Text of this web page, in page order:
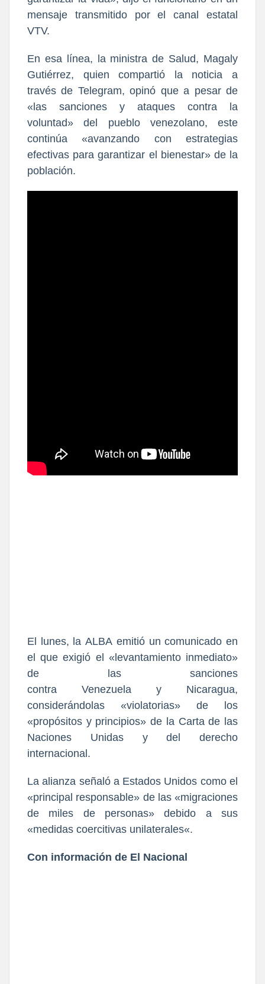
mensaje transmitido por el canal estatal
VTV.
En esa línea, la ministra de Salud, Magaly
Gutiérrez, quien compartió la noticia a
través de Telegram, opinó que a pesar de
« las sanciones y ataques contra la
voluntad» del pueblo venezolano, este
continúa «avanzando con estrategias
efectivas para garantizar el bienestar» de la
población.
El lunes, la ALBA emitió un comunicado en
el que exigió el « levantamiento inmediato»
de las sanciones
contra
Venezuela y Nicaragua,
considerándolas «violatorias» de los
«propósitos y principios» de la Carta de las
Naciones Unidas
y del derecho
internacional.
La alianza señaló a Estados Unidos como el
«principal responsable» de las «migraciones
de miles de personas» debido a sus
«medidas coercitivas unilaterales«.
Con información de El Nacional